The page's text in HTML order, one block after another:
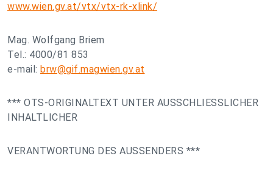
www.wien.gv.at/vtx/vtx-rk-xlink/
Mag. Wolfgang Briem
Tel.: 4000/81 853
e-mail: brw@gif.magwien.gv.at
*** OTS-ORIGINALTEXT UNTER AUSSCHLIESSLICHER
INHALTLICHER
VERANTWORTUNG DES AUSSENDERS ***